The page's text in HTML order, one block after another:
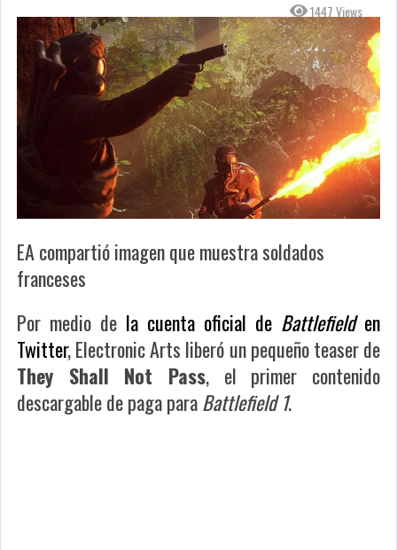
1447 Views
EA compartió imagen que muestra soldados
franceses
Por medio de la cuenta oficial de Battlefielden
Twitter, Electronic Arts liberó un pequeño teaser de
They Shall Not Pass, el primer contenido
descargable de paga paraBattlefield 1.